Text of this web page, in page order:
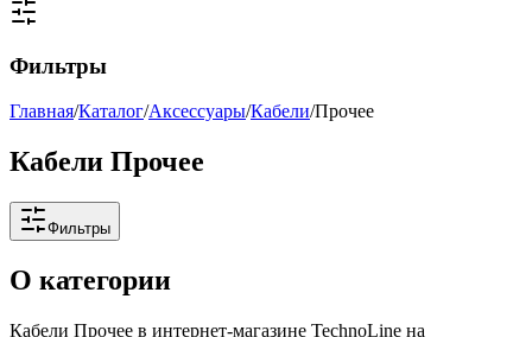
Фильтры
Главная/Каталог/Аксессуары/Кабели/Прочее
Кабели Прочее
Фильтры
О категории
Кабели Прочее в интернет-магазине TechnoLine на